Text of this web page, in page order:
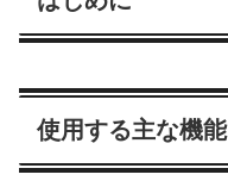
使用する主な機能